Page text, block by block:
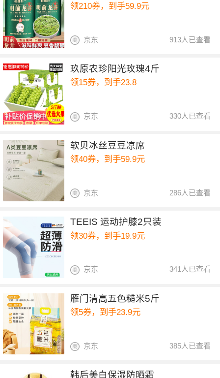
领210券，到手59.9元
913人已查看
京东
玖原农珍阳光玫瑰4斤
领15券，到手23.8
330人已查看
京东
软贝冰丝豆豆凉席
领40券，到手59.9元
286人已查看
京东
TEEIS 运动护膝2只装
领30券，到手19.9元
341人已查看
京东
雁门清高五色糙米5斤
领5券，到手23.9元
385人已查看
京东
韩后美白保湿防晒霜